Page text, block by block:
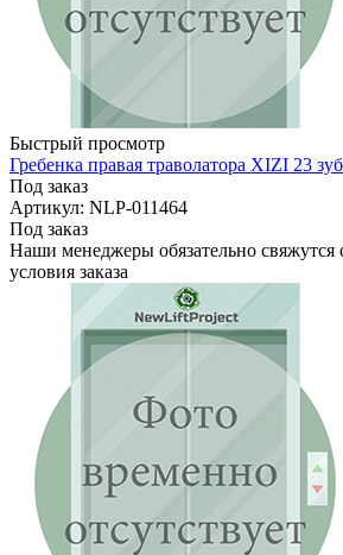
Быстрый просмотр
Гребенка правая траволатора XIZI 23
Под заказ
Артикул: NLP-011464
Под заказ
Наши менеджеры обязательно свяжутся
условия заказа